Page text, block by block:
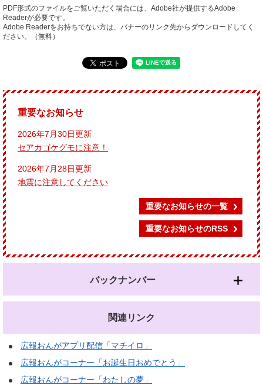
PDF形式のファイルをご覧いただく場合には、Adobe社が提供するAdobe
Readerが必要です。
Adobe Readerをお持ちでない方は、バナーのリンク先からダウンロードしてく
ださい。（無料）
重要なお知らせ
2026年7月30日更新
セアカゴケグモに注意！
2026年7月28日更新
地震に注意してください
重要なお知らせの一覧
重要なお知らせのRSS
バックナンバー
関連リンク
広報おんがアプリ配信「マチイロ」
広報おんがコーナー「お誕生日おめでとう」
広報おんがコーナー「わたしの夢」